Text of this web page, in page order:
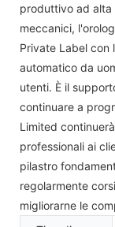
produttivo ad
meccanici,
Private Label con
automatico da
utenti. È il
continuare a
Limited
professionali ai
pilastro
regolarmente
migliorarne le